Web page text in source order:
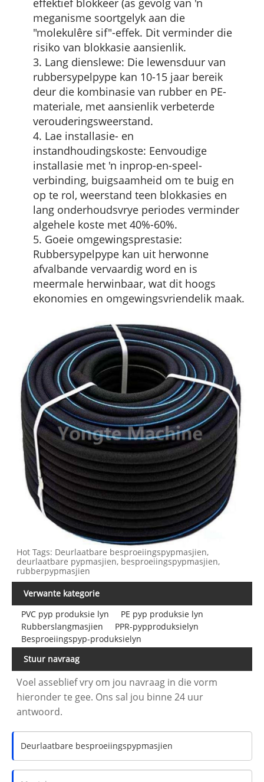
meganisme soortgelyk aan die
"molekulêre sif"-effek. Dit verminder die
risiko van blokkasie aansienlik.
3. Lang dienslewe: Die lewensduur van
rubbersypelpype kan 10-15 jaar bereik
deur die kombinasie van rubber en PE-
materiale, met aansienlik verbeterde
verouderingsweerstand.
4. Lae installasie- en
instandhoudingskoste: Eenvoudige
installasie met 'n inprop-en-speel-
verbinding, buigsaamheid om te buig en
op te rol, weerstand teen blokkasies en
lang onderhoudsvrye periodes verminder
algehele koste met 40%-60%.
5. Goeie omgewingsprestasie:
Rubbersypelpype kan uit herwonne
afvalbande vervaardig word en is
meermale herwinbaar, wat dit hoogs
ekonomies en omgewingsvriendelik maak.
Hot Tags: Deurlaatbare besproeiingspypmasjien,
deurlaatbare pypmasjien, besproeiingspypmasjien,
rubberpypmasjien
Verwante kategorie
PVC pyp produksie lyn
PE pyp produksie lyn
Rubberslangmasjien
PPR-pypproduksielyn
Besproeiingspyp-produksielyn
Stuur navraag
Voel asseblief vry om jou navraag in die vorm
hieronder te gee. Ons sal jou binne 24 uur
antwoord.